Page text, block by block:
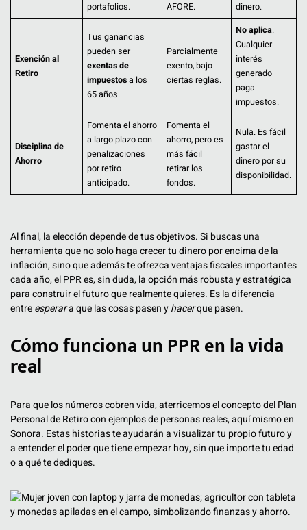
portafolios.
AFORE.
dinero.
Exención al
Retiro
Tus ganancias
pueden ser
exentas de
impuestosa los
65 años.
Parcialmente
exento, bajo
ciertas reglas.
No aplica.
Cualquier
interés
generado
paga
impuestos.
Disciplina de
Ahorro
Fomenta el ahorro
a largo plazo con
penalizaciones
por retiro
anticipado.
Fomenta el
ahorro, pero es
más fácil
retirar los
fondos.
Nula. Es fácil
gastar el
dinero por su
disponibilidad.
Al final, la elección depende de tus objetivos. Si buscas una
herramienta que no solo haga crecer tu dinero por encima de la
inflación, sino que además te ofrezca ventajas fiscales importantes
cada año, el PPR es, sin duda, la opción más robusta y estratégica
para construir el futuro que realmente quieres. Es la diferencia
entreesperara que las cosas pasen yhacerque pasen.
Cómo funciona un PPR en la vida
real
Para que los números cobren vida, aterricemos el concepto del Plan
Personal de Retiro con ejemplos de personas reales, aquí mismo en
Sonora. Estas historias te ayudarán a visualizar tu propio futuro y
a entender el poder que tiene empezar hoy, sin que importe tu edad
o a qué te dediques.